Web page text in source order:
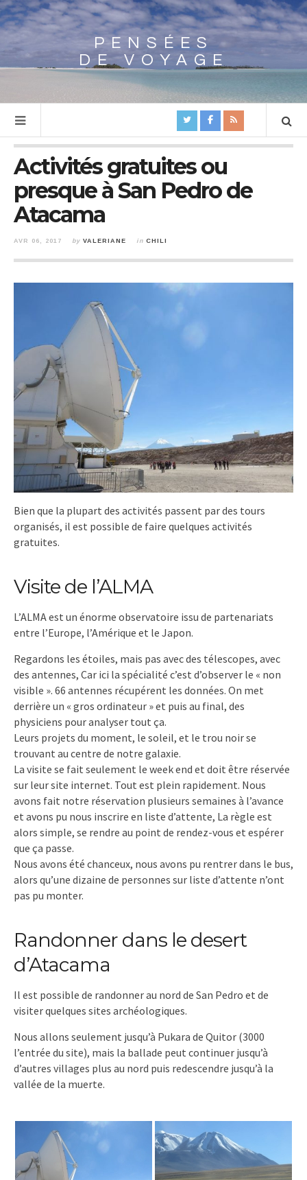
Array
PENSÉES
DE VOYAGE
Activités gratuites ou
presque à San Pedro de
Atacama
AVR 06, 2017 by VALERIANE in CHILI
Bien que la plupart des activités passent par des tours
organisés, il est possible de faire quelques activités
gratuites.
Visite de l’ALMA
L’ALMA est un énorme observatoire issu de partenariats
entre l’Europe, l’Amérique et le Japon.
Regardons les étoiles, mais pas avec des télescopes, avec
des antennes, Car ici la spécialité c’est d’observer le « non
visible ». 66 antennes récupérent les données. On met
derrière un « gros ordinateur » et puis au final, des
physiciens pour analyser tout ça.
Leurs projets du moment, le soleil, et le trou noir se
trouvant au centre de notre galaxie.
La visite se fait seulement le week end et doit être réservée
sur leur site internet. Tout est plein rapidement. Nous
avons fait notre réservation plusieurs semaines à l’avance
et avons pu nous inscrire en liste d’attente, La règle est
alors simple, se rendre au point de rendez-vous et espérer
que ça passe.
Nous avons été chanceux, nous avons pu rentrer dans le bus,
alors qu’une dizaine de personnes sur liste d’attente n’ont
pas pu monter.
Randonner dans le desert
d’Atacama
Il est possible de randonner au nord de San Pedro et de
visiter quelques sites archéologiques.
Nous allons seulement jusqu’à Pukara de Quitor (3000
l’entrée du site), mais la ballade peut continuer jusqu’à
d’autres villages plus au nord puis redescendre jusqu’à la
vallée de la muerte.